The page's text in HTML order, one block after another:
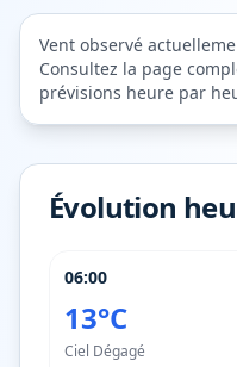
Vent observé
Consultez la page
prévisions heure par
Évolution
06:00
13°C
Ciel Dégagé